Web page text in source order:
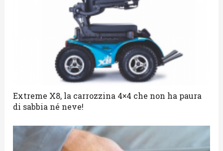
Extreme X8, la carrozzina 4×4 che non ha paura
di sabbia né neve!